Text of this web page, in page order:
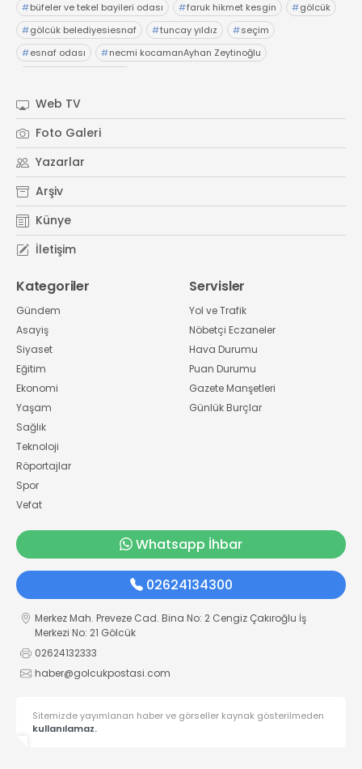
#büfeler ve tekel bayileri odası #faruk hikmet kesgin #gölcük
#gölcük belediyesiesnaf #tuncay yıldız #seçim
#esnaf odası #necmi kocamanAyhan Zeytinoğlu
Web TV
Foto Galeri
Yazarlar
Arşiv
Künye
İletişim
Kategoriler
Gündem
Asayiş
Siyaset
Eğitim
Ekonomi
Yaşam
Sağlık
Teknoloji
Röportajlar
Spor
Vefat
Servisler
Yol ve Trafik
Nöbetçi Eczaneler
Hava Durumu
Puan Durumu
Gazete Manşetleri
Günlük Burçlar
Whatsapp İhbar
02624134300
Merkez Mah. Preveze Cad. Bina No: 2 Cengiz Çakıroğlu İş
Merkezi No: 21 Gölcük
02624132333
haber@golcukpostasi.com
Sitemizde yayımlanan haber ve görseller kaynak gösterilmeden
kullanılamaz.